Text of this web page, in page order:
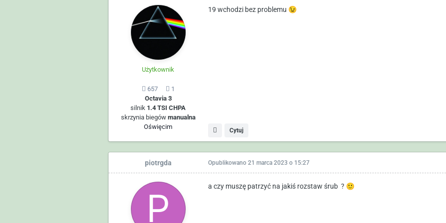
Użytkownik
657
1
Octavia 3
silnik 1.4 TSI CHPA
skrzynia biegów manualna
Oświęcim
19 wchodzi bez problemu 😉
Cytuj
piotrgda Opublikowano 21 marca 2023 o 15:27
a czy muszę patrzyć na jakiś rozstaw śrub ? 🙂